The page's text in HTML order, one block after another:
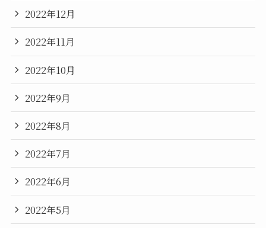
2022年12月
2022年11月
2022年10月
2022年9月
2022年8月
2022年7月
2022年6月
2022年5月